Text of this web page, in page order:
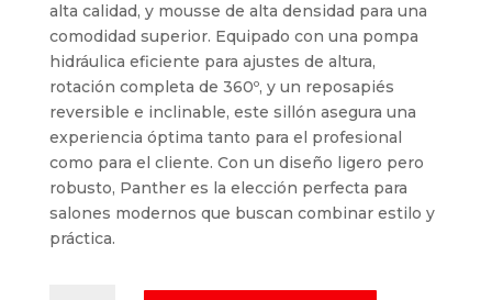
alta calidad, y mousse de alta densidad para una
comodidad superior. Equipado con una pompa
hidráulica eficiente para ajustes de altura,
rotación completa de 360º, y un reposapiés
reversible e inclinable, este sillón asegura una
experiencia óptima tanto para el profesional
como para el cliente. Con un diseño ligero pero
robusto, Panther es la elección perfecta para
salones modernos que buscan combinar estilo y
práctica.